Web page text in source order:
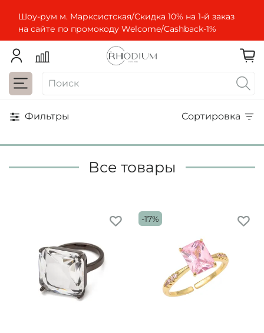
Шоу-рум м. Марксистская/Скидка 10% на 1-й заказ
на сайте по промокоду Welcome/Cashbaсk-1%
Фильтры Сортировка
Все товары
-17%